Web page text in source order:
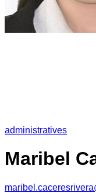
administratives
Maribel